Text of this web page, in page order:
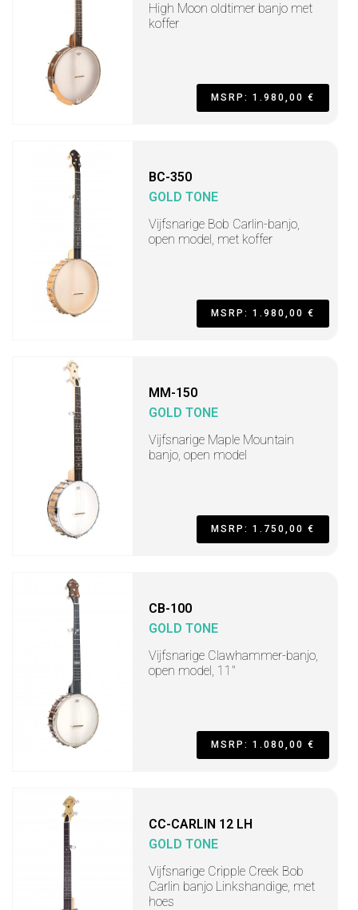
High Moon oldtimer banjo met
koffer
MSRP: 1.980,00 €
BC-350
GOLD TONE
Vijfsnarige Bob Carlin-banjo,
open model, met koffer
MSRP: 1.980,00 €
MM-150
GOLD TONE
Vijfsnarige Maple Mountain
banjo, open model
MSRP: 1.750,00 €
CB-100
GOLD TONE
Vijfsnarige Clawhammer-banjo,
open model, 11"
MSRP: 1.080,00 €
CC-CARLIN 12 LH
GOLD TONE
Vijfsnarige Cripple Creek Bob
Carlin banjo Linkshandige, met
hoes